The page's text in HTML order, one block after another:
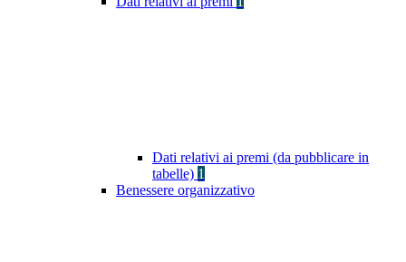
Dati relativi ai premi (da pubblicare in
tabelle) 1
Benessere organizzativo